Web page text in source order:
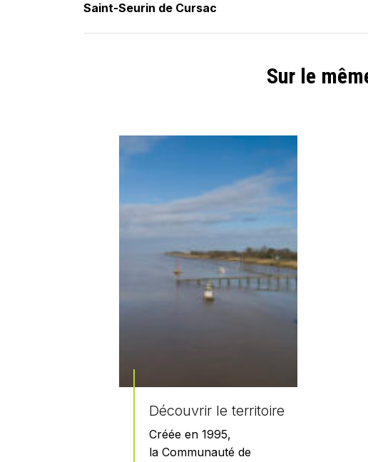
Saint-Seurin de Cursac
Sur le
Découvrir le territoire
Créée en 1995,
la Communauté de